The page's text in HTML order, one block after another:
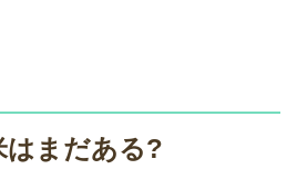
はまだある?